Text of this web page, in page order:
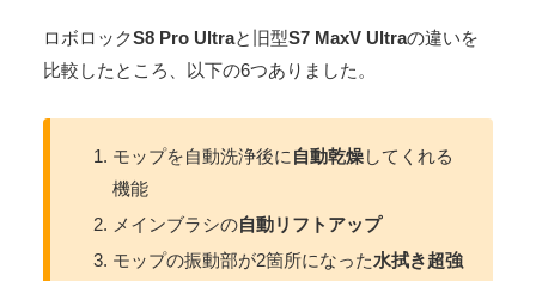
ロボロックS8 Pro Ultraと旧型S7 MaxV Ultraの違いを
比較したところ、以下の6つありました。
モップを自動洗浄後に 自動乾燥してくれる
機能
メインブラシの自動リフトアップ
モップの振動部が2箇所になった水拭き超強